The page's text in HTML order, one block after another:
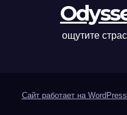
ощутите
Сайт работает на WordPress